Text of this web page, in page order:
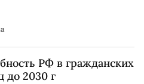
РФ в гражданских
до 2030 г